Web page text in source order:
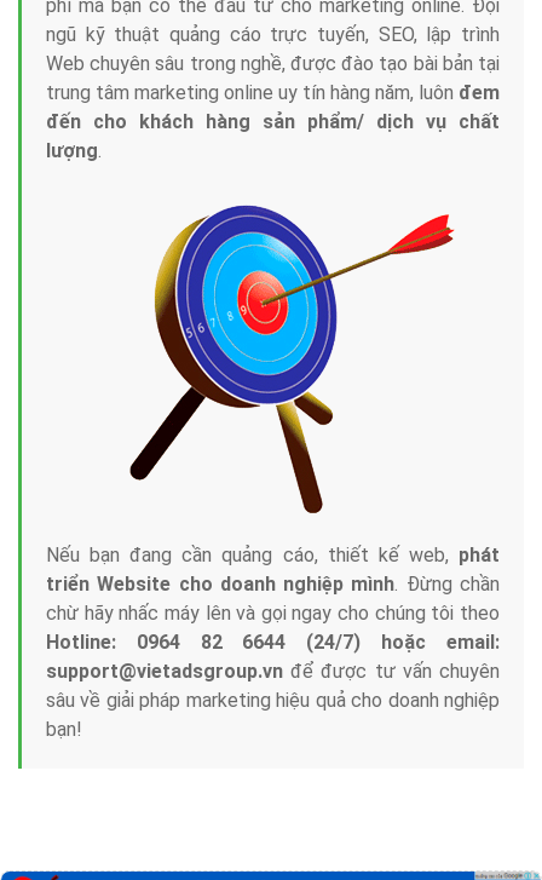
phí mà bạn có thể đầu tư cho marketing online. Đội
ngũ kỹ thuật quảng cáo trực tuyến, SEO, lập trình
Web chuyên sâu trong nghề, được đào tạo bài bản tại
trung tâm marketing online uy tín hàng năm, luôn đem
đến cho khách hàng sản phẩm/ dịch vụ chất
lượng.
Nếu bạn đang cần quảng cáo, thiết kế web, phát
triển Website cho doanh nghiệp mình. Đừng chần
chừ hãy nhấc máy lên và gọi ngay cho chúng tôi theo
Hotline: 0964 82 6644 (24/7) hoặc email:
support@vietadsgroup.vn để được tư vấn chuyên
sâu về giải pháp marketing hiệu quả cho doanh nghiệp
bạn!